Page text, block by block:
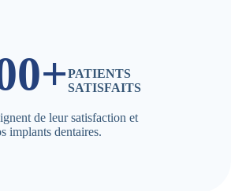
PATIENTS
SATISFAITS
de leur satisfaction et
implants dentaires.